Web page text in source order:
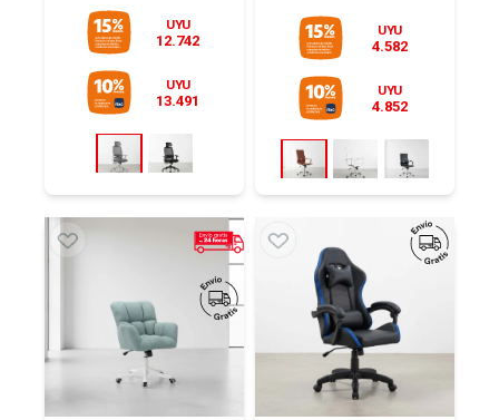
UYU
12.742
UYU
13.491
UYU
4.582
UYU
4.852